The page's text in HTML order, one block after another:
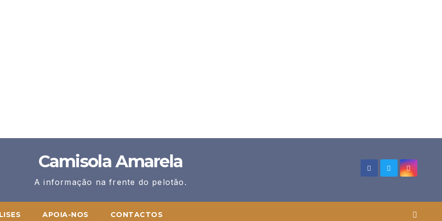
Camisola Amarela
A informação na frente do pelotão.
APOIA-NOS CONTACTOS